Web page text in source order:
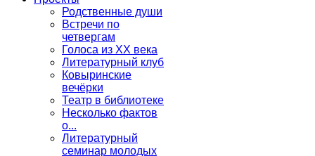
Родственные души
Встречи по
четвергам
Голоса из ХХ века
Литературный клуб
Ковыринские
вечёрки
Театр в библиотеке
Несколько фактов
о...
Литературный
семинар молодых